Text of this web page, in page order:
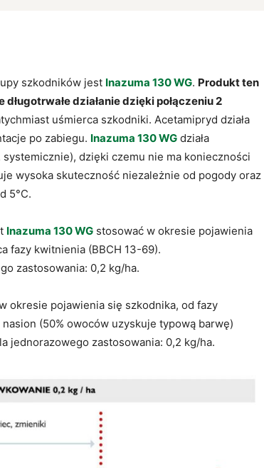
szkodników jest Inazuma 130 WG. Produkt ten
działanie dzięki połączeniu 2
uśmierca szkodniki. Acetamipryd działa
po zabiegu. Inazuma 130 WG działa
dzięki czemu nie ma konieczności
wysoka skuteczność niezależnie od pogody oraz
5°C.
Inazuma 130 WG stosować w okresie pojawienia
fazy kwitnienia (BBCH 13-69).
zastosowania: 0,2 kg/ha.
okresie pojawienia się szkodnika, od fazy
(50% owoców uzyskuje typową barwę)
jednorazowego zastosowania: 0,2 kg/ha.